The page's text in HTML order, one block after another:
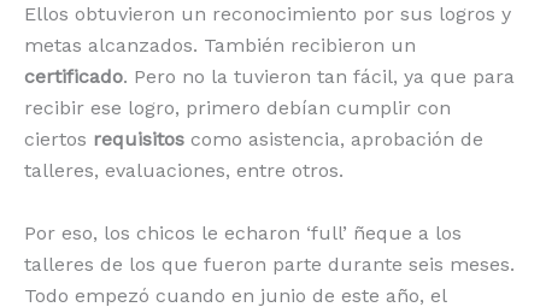
Ellos obtuvieron un reconocimiento por sus logros y
metas alcanzados. También recibieron un
certificado. Pero no la tuvieron tan fácil, ya que para
recibir ese logro, primero debían cumplir con
ciertos requisitos como asistencia, aprobación de
talleres, evaluaciones, entre otros.
Por eso, los chicos le echaron ‘full’ ñeque a los
talleres de los que fueron parte durante seis meses.
Todo empezó cuando en junio de este año, el